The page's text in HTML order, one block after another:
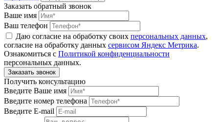
Заказать обратный звонок
Ваше имя
Ваш телефон
Даю согласие на обработку своих персональных данных,
согласие на обработку данных сервисом Яндекс Метрика.
Ознакомиться с Политикой конфиденциальности
персональных данных.
Получить консультацию
Введите Ваше имя
Введите номер телефона
Введите E-mail